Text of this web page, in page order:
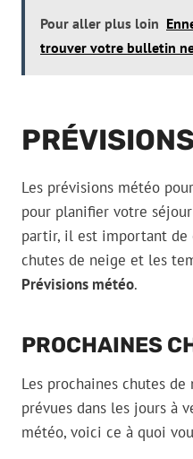
Pour aller plus loin
trouver votre bulletin
Les prévisions météo
pour planifier votre
partir, il est important de
chutes de neige et les
Prévisions météo.
PROCHAINES
Les prochaines chutes
prévues dans les jours à
météo, voici ce à quoi